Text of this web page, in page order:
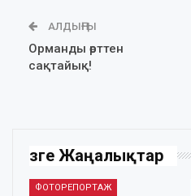
АЛДЫҢҒЫ
Орманды өрттен
сақтайық!
Өзге Жаңалықтар
ФОТОРЕПОРТАЖ